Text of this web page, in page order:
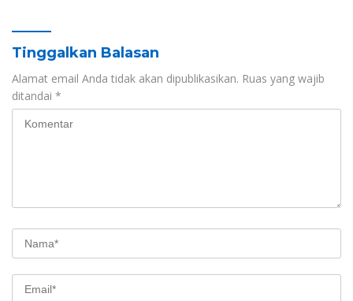
Tinggalkan Balasan
Alamat email Anda tidak akan dipublikasikan. Ruas yang wajib
ditandai *